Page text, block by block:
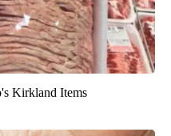
Kirkland Items